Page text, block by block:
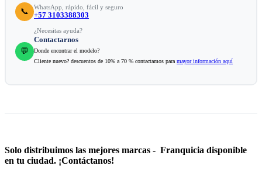
📞 WhatsApp, rápido, fácil y seguro
+57 3103388303
💬
¿Necesitas ayuda?
Contactarnos
Donde encontrar el modelo?
Cliente nuevo? descuentos de 10% a 70 % contactamos para mayor información aquí
Solo distribuimos las mejores marcas - Franquicia disponible
en tu ciudad. ¡Contáctanos!